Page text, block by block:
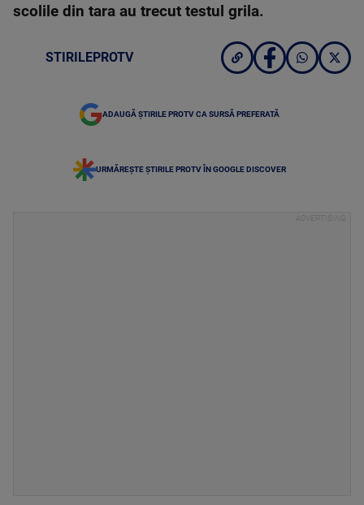
scolile din tara au trecut testul grila.
STIRILEPROTV
ADAUGĂ ȘTIRILE PROTV CA SURSĂ PREFERATĂ
URMĂREȘTE ȘTIRILE PROTV ÎN GOOGLE DISCOVER